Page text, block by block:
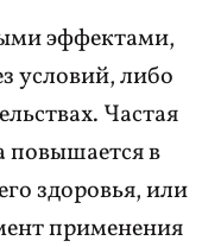
эффектами,
условий, либо
Частая
повышается в
здоровья, или
применения